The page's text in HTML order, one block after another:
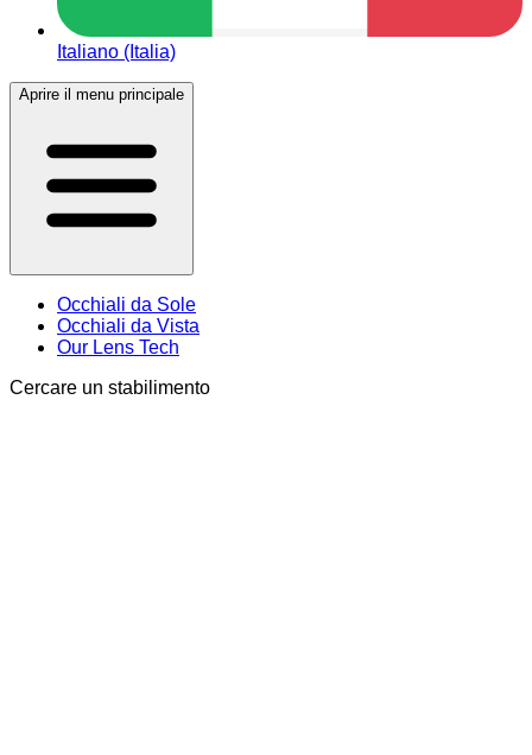
Italiano (Italia)
Aprire il menu principale
Occhiali da Sole
Occhiali da Vista
Our Lens Tech
Cercare un stabilimento